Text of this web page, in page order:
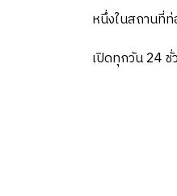
หนึ่งในสถานที่
เปิดทุกวัน 24 ชั่